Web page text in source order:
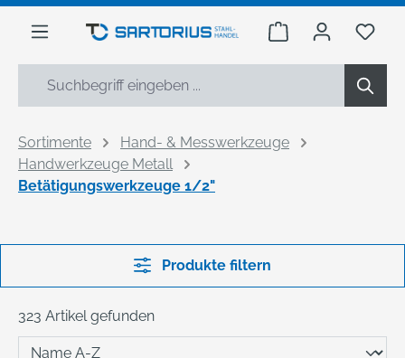
springen
Warenkorb Du
Sortimente
Hand- & Messwerkzeuge
Handwerkzeuge Metall
Betätigungswerkzeuge 1/2"
Produkte filtern
323 Artikel gefunden